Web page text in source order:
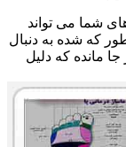
شما می تواند
که شده به دنبال
جا مانده که دلیل